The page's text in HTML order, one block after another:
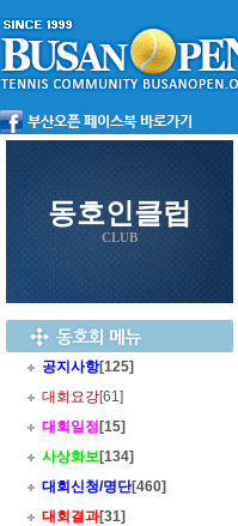
동호인클럽
CLUB
공지사항[125]
대회요강[61]
대회일정 [15]
사상화보[134]
대회신청/명단[460]
대회결과[31]